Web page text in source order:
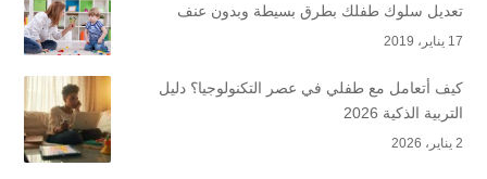
تعديل سلوك طفلك بطرق بسيطة وبدون عنف
17 يناير، 2019
كيف أتعامل مع طفلي في عصر التكنولوجيا؟ دليل
التربية الذكية 2026
2 يناير، 2026